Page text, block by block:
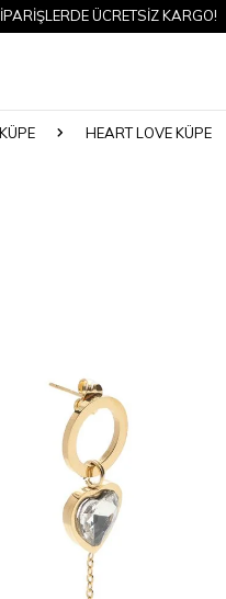
ÜCRETSİZ KARGO!
HEART LOVE KÜPE